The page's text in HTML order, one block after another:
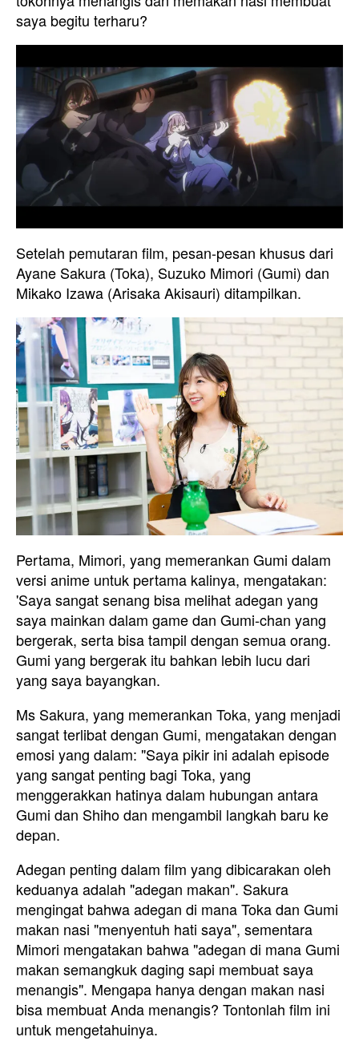
saya begitu terharu?
Setelah pemutaran film, pesan-pesan khusus dari
Ayane Sakura (Toka), Suzuko Mimori (Gumi) dan
Mikako Izawa (Arisaka Akisauri) ditampilkan.
Pertama, Mimori, yang memerankan Gumi dalam
versi anime untuk pertama kalinya, mengatakan:
'Saya sangat senang bisa melihat adegan yang
saya mainkan dalam game dan Gumi-chan yang
bergerak, serta bisa tampil dengan semua orang.
Gumi yang bergerak itu bahkan lebih lucu dari
yang saya bayangkan.
Ms Sakura, yang memerankan Toka, yang menjadi
sangat terlibat dengan Gumi, mengatakan dengan
emosi yang dalam: "Saya pikir ini adalah episode
yang sangat penting bagi Toka, yang
menggerakkan hatinya dalam hubungan antara
Gumi dan Shiho dan mengambil langkah baru ke
depan.
Adegan penting dalam film yang dibicarakan oleh
keduanya adalah "adegan makan". Sakura
mengingat bahwa adegan di mana Toka dan Gumi
makan nasi "menyentuh hati saya", sementara
Mimori mengatakan bahwa "adegan di mana Gumi
makan semangkuk daging sapi membuat saya
menangis". Mengapa hanya dengan makan nasi
bisa membuat Anda menangis? Tontonlah film ini
untuk mengetahuinya.